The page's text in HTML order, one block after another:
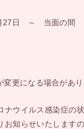
27日 ～ 当面の間
変更になる場合があ
ナウイルス感染症の
知らせいたします